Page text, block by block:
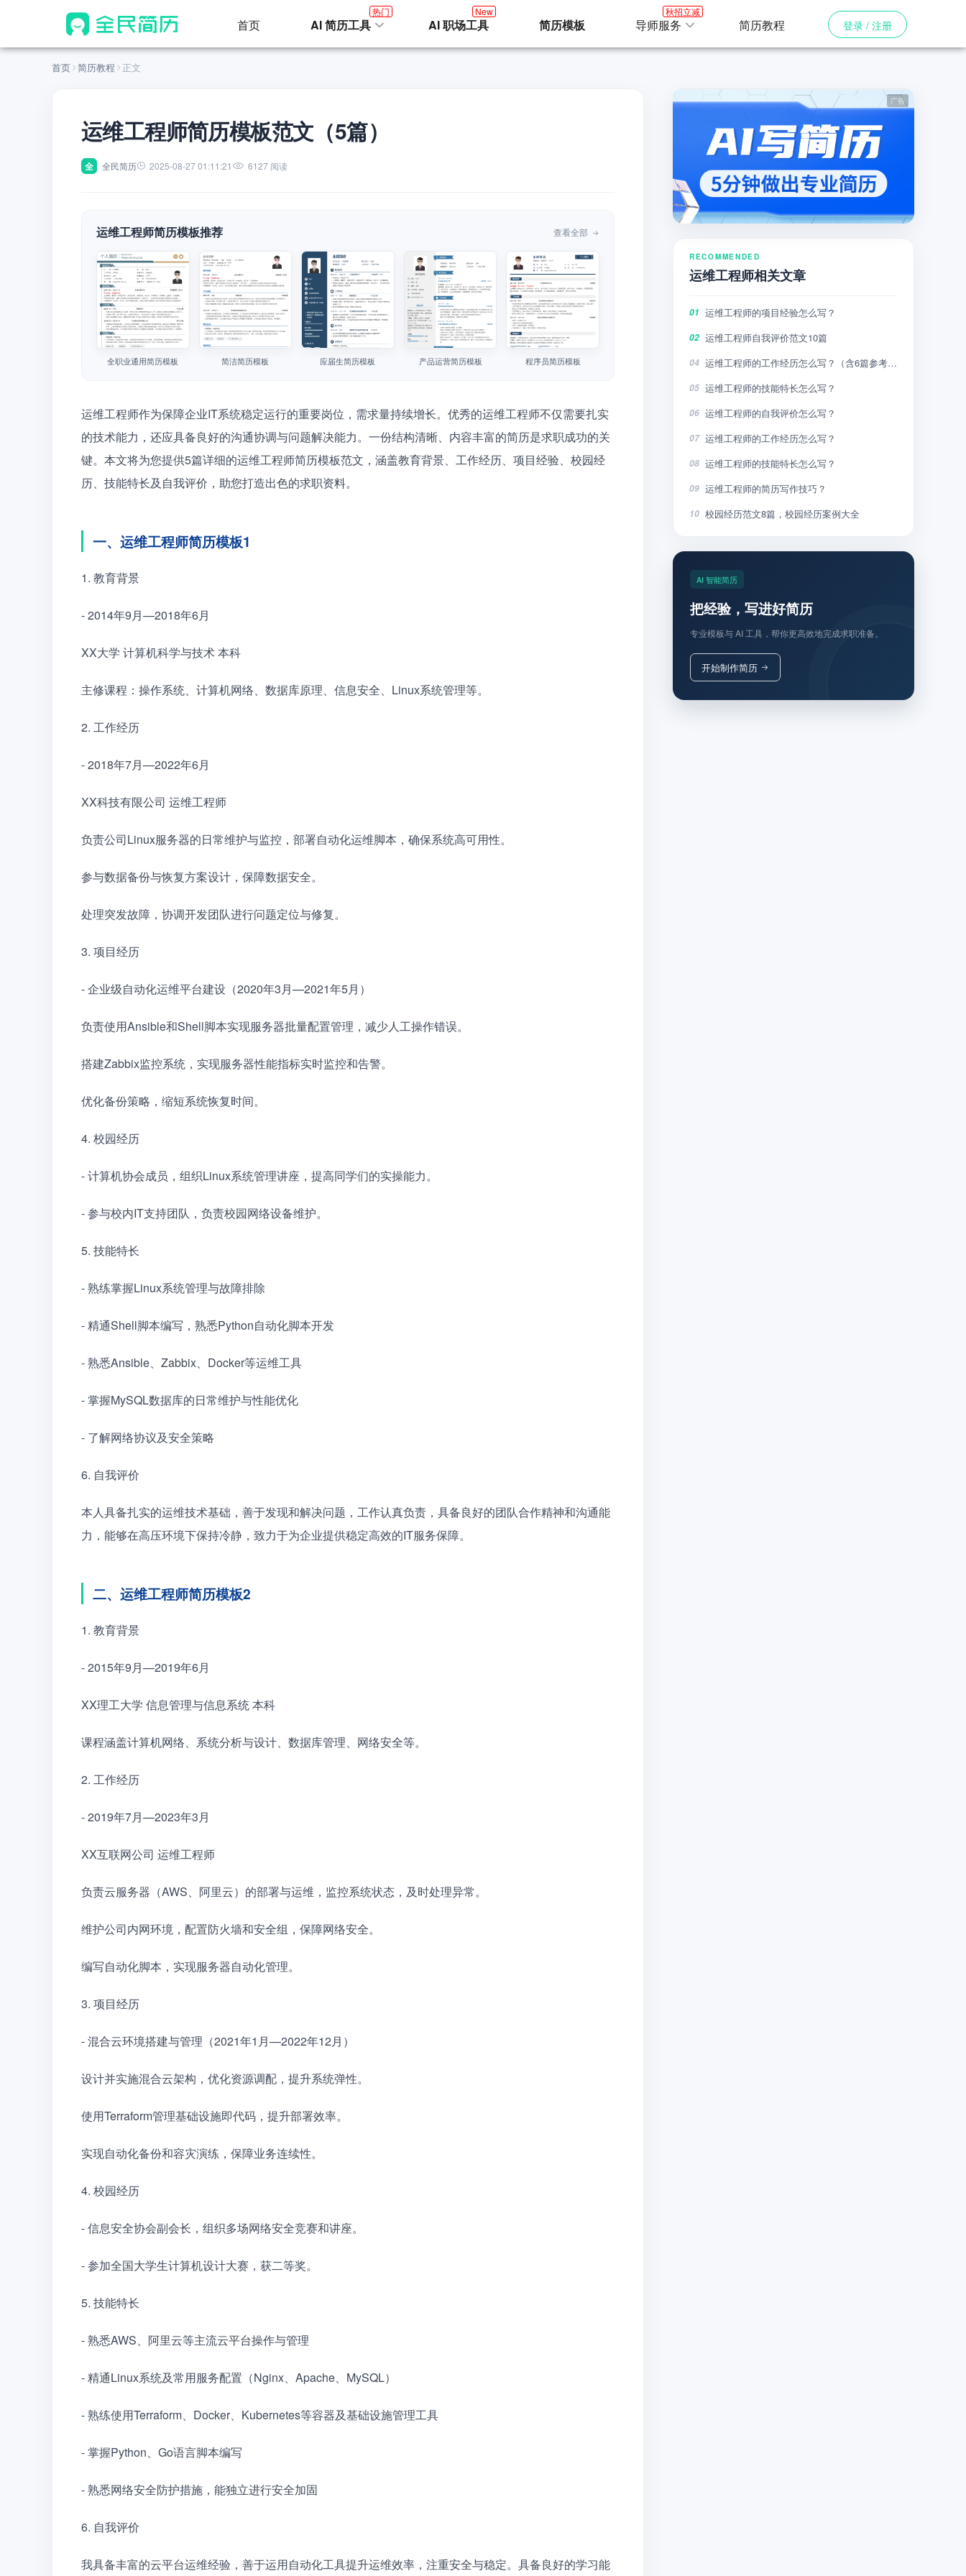
首页 AI 简历工具
热门
AI 职场工具
New
简历模板 导师服务
秋招立减
简历教程 登录 / 注册
首页 简历教程 正文
运维工程师简历模板范文（5篇）
全 全民简历 2025-08-27 01:11:21 6127 阅读
运维工程师简历模板推荐 查看全部
全职业通用简历模板 简洁简历模板 应届生简历模板 产品运营简历模板 程序员简历模板
运维工程师作为保障企业IT系统稳定运行的重要岗位，需求量持续增长。优秀的运维工程师不仅需要扎实
的技术能力，还应具备良好的沟通协调与问题解决能力。一份结构清晰、内容丰富的简历是求职成功的关
键。本文将为您提供5篇详细的运维工程师简历模板范文，涵盖教育背景、工作经历、项目经验、校园经
历、技能特长及自我评价，助您打造出色的求职资料。
一、运维工程师简历模板1
1. 教育背景
- 2014年9月—2018年6月
XX大学 计算机科学与技术 本科
主修课程：操作系统、计算机网络、数据库原理、信息安全、Linux系统管理等。
2. 工作经历
- 2018年7月—2022年6月
XX科技有限公司 运维工程师
负责公司Linux服务器的日常维护与监控，部署自动化运维脚本，确保系统高可用性。
参与数据备份与恢复方案设计，保障数据安全。
处理突发故障，协调开发团队进行问题定位与修复。
3. 项目经历
- 企业级自动化运维平台建设（2020年3月—2021年5月）
负责使用Ansible和Shell脚本实现服务器批量配置管理，减少人工操作错误。
搭建Zabbix监控系统，实现服务器性能指标实时监控和告警。
优化备份策略，缩短系统恢复时间。
4. 校园经历
- 计算机协会成员，组织Linux系统管理讲座，提高同学们的实操能力。
- 参与校内IT支持团队，负责校园网络设备维护。
5. 技能特长
- 熟练掌握Linux系统管理与故障排除
- 精通Shell脚本编写，熟悉Python自动化脚本开发
- 熟悉Ansible、Zabbix、Docker等运维工具
- 掌握MySQL数据库的日常维护与性能优化
- 了解网络协议及安全策略
6. 自我评价
本人具备扎实的运维技术基础，善于发现和解决问题，工作认真负责，具备良好的团队合作精神和沟通能
力，能够在高压环境下保持冷静，致力于为企业提供稳定高效的IT服务保障。
二、运维工程师简历模板2
1. 教育背景
- 2015年9月—2019年6月
XX理工大学 信息管理与信息系统 本科
课程涵盖计算机网络、系统分析与设计、数据库管理、网络安全等。
2. 工作经历
- 2019年7月—2023年3月
XX互联网公司 运维工程师
负责云服务器（AWS、阿里云）的部署与运维，监控系统状态，及时处理异常。
维护公司内网环境，配置防火墙和安全组，保障网络安全。
编写自动化脚本，实现服务器自动化管理。
3. 项目经历
- 混合云环境搭建与管理（2021年1月—2022年12月）
设计并实施混合云架构，优化资源调配，提升系统弹性。
使用Terraform管理基础设施即代码，提升部署效率。
实现自动化备份和容灾演练，保障业务连续性。
4. 校园经历
- 信息安全协会副会长，组织多场网络安全竞赛和讲座。
- 参加全国大学生计算机设计大赛，获二等奖。
5. 技能特长
- 熟悉AWS、阿里云等主流云平台操作与管理
- 精通Linux系统及常用服务配置（Nginx、Apache、MySQL）
- 熟练使用Terraform、Docker、Kubernetes等容器及基础设施管理工具
- 掌握Python、Go语言脚本编写
- 熟悉网络安全防护措施，能独立进行安全加固
6. 自我评价
我具备丰富的云平台运维经验，善于运用自动化工具提升运维效率，注重安全与稳定。具备良好的学习能
RECOMMENDED
运维工程师相关文章
01 运维工程师的项目经验怎么写？
02 运维工程师自我评价范文10篇
04 运维工程师的工作经历怎么写？（含6篇参考范文）
05 运维工程师的技能特长怎么写？
06 运维工程师的自我评价怎么写？
07 运维工程师的工作经历怎么写？
08 运维工程师的技能特长怎么写？
09 运维工程师的简历写作技巧？
10 校园经历范文8篇，校园经历案例大全
AI 智能简历
把经验，写进好简历
专业模板与 AI 工具，帮你更高效地完成求职准备。
开始制作简历